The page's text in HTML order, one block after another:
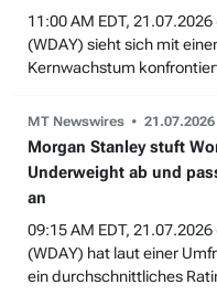
11:00 AM EDT,
(WDAY) sieht sich mit
Kernwachstum
MT Newswires
Morgan Stanley stuft
Underweight ab und
an
09:15 AM EDT,
(WDAY) hat laut einer
ein durchschnittliches